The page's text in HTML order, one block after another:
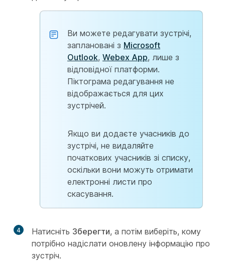
Ви можете редагувати зустрічі,
заплановані з Microsoft
Outlook, Webex App, лише з
відповідної платформи.
Піктограма редагування не
відображається для цих
зустрічей.
Якщо ви додаєте учасників до
зустрічі, не видаляйте
початкових учасників зі списку,
оскільки вони можуть отримати
електронні листи про
скасування.
4 Натисніть Зберегти, а потім виберіть, кому
потрібно надіслати оновлену інформацію про
зустріч.